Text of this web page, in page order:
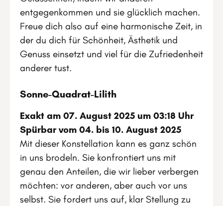
entgegenkommen und sie glücklich machen.
Freue dich also auf eine harmonische Zeit, in
der du dich für Schönheit, Ästhetik und
Genuss einsetzt und viel für die Zufriedenheit
anderer tust.
Sonne-Quadrat-Lilith
Exakt am 07. August 2025 um 03:18 Uhr
Spürbar vom 04. bis 10. August 2025
Mit dieser Konstellation kann es ganz schön
in uns brodeln. Sie konfrontiert uns mit
genau den Anteilen, die wir lieber verbergen
möchten: vor anderen, aber auch vor uns
selbst. Sie fordert uns auf, klar Stellung zu